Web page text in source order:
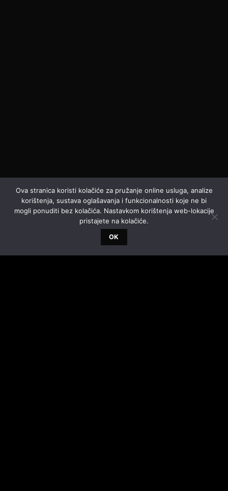
Ova stranica koristi kolačiće za pružanje online usluga, analize
korištenja, sustava oglašavanja i funkcionalnosti koje ne bi
mogli ponuditi bez kolačića. Nastavkom korištenja web-lokacije
pristajete na kolačiće.
OK